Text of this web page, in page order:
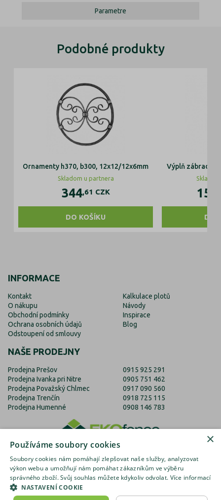
Parametre
Podobné produkty
Ornamenty h370, b300, 12x12/12x6mm
Skladom u partnera
344,61 CZK
DO KOŠÍKU
Výplň zábradlí
DO
INFORMACE
Kontakt
O nákupu
Obchodní podmínky
Ochrana osobních údajů
Odstoupení od smlouvy
Kalkulace plotů
Návody
Inspirace
Blog
NAŠE PRODEJNY
Prodejna Prešov
Prodejna Ivanka pri Nitre
Prodejna Považský Chlmec
Prodejna Trenčín
Prodejna Humenné
0915 925 291
0905 751 462
0917 090 560
0918 725 115
0908 146 783
EKOfence.cz EKOfence.sk EKOfence.com
×
Používáme soubory cookies
Soubory cookies nám pomáhají zlepšovat naše služby, analyzovat
výkon webu a umožňují nám pomáhat zákazníkům ve výběru
správného zboží. Svůj souhlas můžete kdykoliv odvolat. Více informací
NASTAVENÍ COOKIE